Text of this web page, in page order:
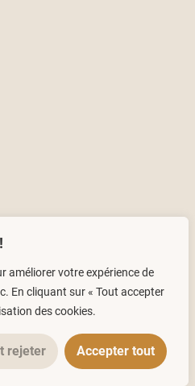
améliorer votre expérience de
En cliquant sur « Tout accepter
des cookies.
rejeter Accepter tout